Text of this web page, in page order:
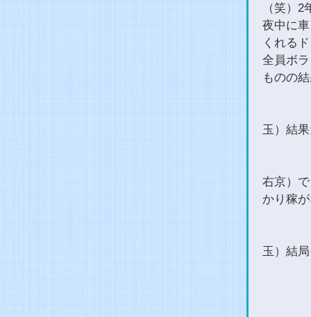
（笑）
夜中に
くれる
全員ボ
ものの
玉）結
右京）
かり稼
玉）結